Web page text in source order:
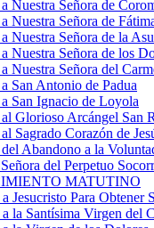
Nuestra Señora de
Nuestra Señora de
Nuestra Señora de la
Nuestra Señora de los
Nuestra Señora del
San Antonio de Padua
San Ignacio de Loyola
Glorioso Arcángel San
Sagrado Corazón de
Abandono a la
del Perpetuo
MATUTINO
Jesucristo Para Obtener
la Santísima Virgen del